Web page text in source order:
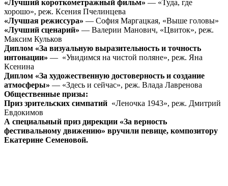
«Лучший короткометражный фильм» — «Туда, где
хорошо», реж. Ксения Пчелинцева
«Лучшая режиссура» — София Маргацкая, «Выше головы»
«Лучший сценарий» — Валерии Манович, «Цвиток», реж.
Максим Кульков
Диплом «За визуальную выразительность и точность
интонации» — «Увидимся на чистой поляне», реж. Яна
Ксенина
Диплом «За художественную достоверность и создание
атмосферы» — «Здесь и сейчас», реж. Влада Лавренова
Общественные призы:
Приз зрительских симпатий «Леночка 1943», реж. Дмитрий
Евдокимов
А специальный приз дирекции «За верность
фестивальному движению» вручили певице, композитору
Екатерине Семеновой.